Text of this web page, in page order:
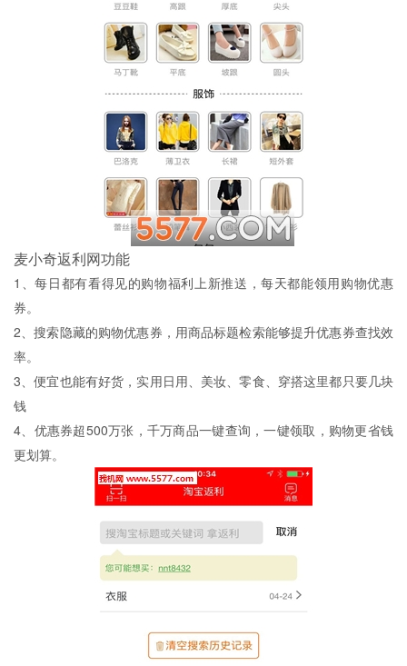
麦小奇返利网功能
1、每日都有看得见的购物福利上新推送，每天都能领用购物优惠
券。
2、搜索隐藏的购物优惠券，用商品标题检索能够提升优惠券查找效
率。
3、便宜也能有好货，实用日用、美妆、零食、穿搭这里都只要几块
钱
4、优惠券超500万张，千万商品一键查询，一键领取，购物更省钱
更划算。